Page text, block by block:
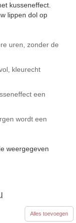
kusseneffect.
lippen dol op
uren, zonder de
kleurecht
een
wordt een
weergegeven
Alles toevoegen